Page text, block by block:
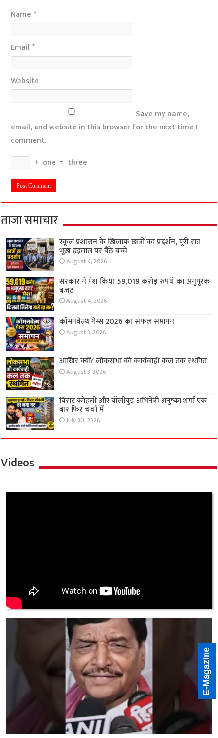
Name *
Email *
Website
Save my name,
email, and website in this browser for the next time I
comment.
+ one = three
ताजा समाचार
स्कूल प्रशासन के खिलाफ छात्रों का प्रदर्शन, पूरी रात
भूख हड़ताल पर बैठे बच्चे
August 4, 2026
सरकार ने पेश किया 59,019 करोड़ रुपये का अनुपूरक
बजट
August 4, 2026
कॉमनवेल्थ गेम्स 2026 का सफल समापन
August 3, 2026
आखिर क्यों? लोकसभा की कार्यवाही कल तक स्थगित
August 3, 2026
विराट कोहली और बॉलीवुड अभिनेत्री अनुष्का शर्मा एक
बार फिर चर्चा में
July 30, 2026
Videos
E-Magazine